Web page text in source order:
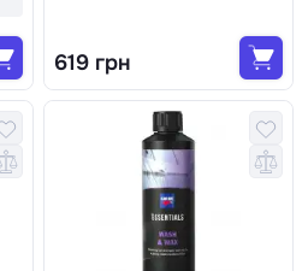
619 грн